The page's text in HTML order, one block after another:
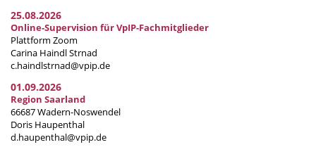
25.08.2026
Online-Supervision für VpIP-Fachmitglieder
Plattform Zoom
Carina Haindl Strnad
c.haindlstrnad@vpip.de
01.09.2026
Region Saarland
66687 Wadern-Noswendel
Doris Haupenthal
d.haupenthal@vpip.de